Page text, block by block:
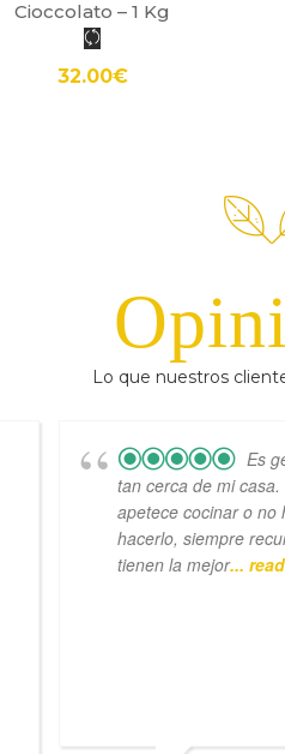
Cioccolato – 1 Kg
32.00€
Lo que nuestros
Es
tan cerca de mi
apetece cocinar o no
hacerlo, siempre
tienen la mejor...